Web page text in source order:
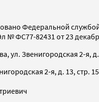
Федеральной
№ ФС77-82431 от 23
ул. Звенигородская 2-я,
2-я, д. 13, стр.